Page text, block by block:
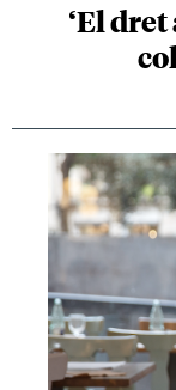
‘El dret